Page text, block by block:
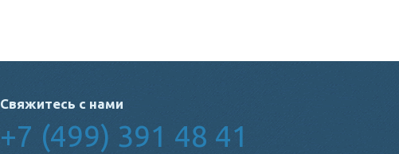
Свяжитесь с нами
+7 (499) 391 48 41